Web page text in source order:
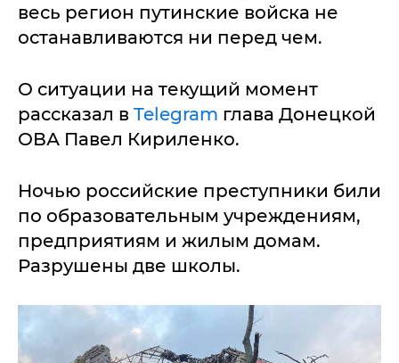
весь регион путинские войска не
останавливаются ни перед чем.
О ситуации на текущий момент
рассказал в Telegram глава Донецкой
ОВА Павел Кириленко.
Ночью российские преступники били
по образовательным учреждениям,
предприятиям и жилым домам.
Разрушены две школы.